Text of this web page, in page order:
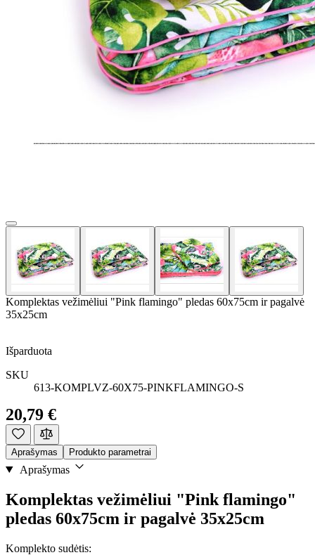
Komplektas vežimėliui "Pink flamingo" pledas 60x75cm ir pagalvė
35x25cm
Išparduota
SKU
613-KOMPLVZ-60X75-PINKFLAMINGO-S
20,79 €
Aprašymas Produkto parametrai
Aprašymas
Komplektas vežimėliui "Pink flamingo"
pledas 60x75cm ir pagalvė 35x25cm
Komplekto sudėtis: